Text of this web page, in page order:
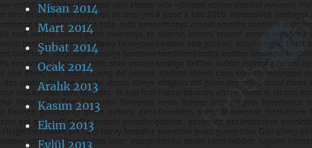
Nisan 2014
Mart 2014
Şubat 2014
Ocak 2014
Aralık 2013
Kasım 2013
Ekim 2013
Eylül 2013